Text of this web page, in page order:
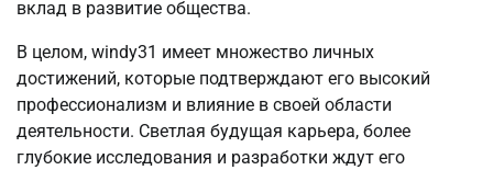
вклад в развитие общества.
В целом, windy31 имеет множество личных
достижений, которые подтверждают его высокий
профессионализм и влияние в своей области
деятельности. Светлая будущая карьера, более
глубокие исследования и разработки ждут его